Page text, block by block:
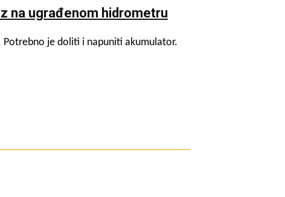
na ugrađenom hidrometru
je doliti i napuniti akumulator.